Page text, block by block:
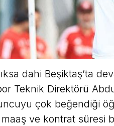
dahi Beşiktaş’ta
Teknik Direktörü
çok beğendiği
ve kontrat süresi